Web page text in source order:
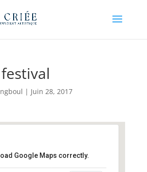
| Juin 28, 2017
Google Maps correctly.